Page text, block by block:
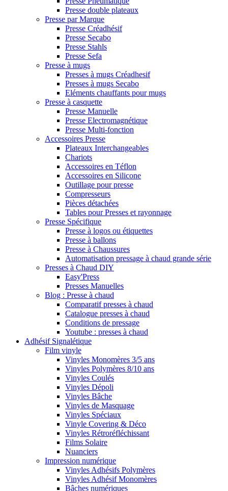
Presse double plateaux
Presse par Marque
Presse Créadhésif
Presse Secabo
Presse Stahls
Presse Sefa
Presse à mugs
Presses à mugs Créadhesif
Presses à mugs Secabo
Eléments chauffants pour mugs
Presse à casquette
Presse Manuelle
Presse Electromagnétique
Presse Multi-fonction
Accessoires Presse
Plateaux Interchangeables
Chariots
Accessoires en Téflon
Accessoires en Silicone
Outillage pour presse
Compresseurs
Pièces détachées
Tables pour Presses et rayonnage
Presse Spécifique
Presse à logos ou étiquettes
Presse à ballons
Presse à Chaussures
Automatisation pressage à chaud grande série
Presses à Chaud DIY
Easy'Press
Presses Manuelles
Blog : Presse à chaud
Comparatif presses à chaud
Catalogue presses à chaud
Conditions de pressage
Youtube : presses à chaud
Adhésif Signalétique
Film vinyle
Vinyles Monomères 3/5 ans
Vinyles Polymères 8/10 ans
Vinyles Coulés
Vinyles Dépoli
Vinyles Bâche
Vinyles de Masquage
Vinyles Spéciaux
Vinyle Covering & Déco
Vinyles Rétroréfléchissant
Films Solaire
Nuanciers
Impression numérique
Vinyles Adhésifs Polymères
Vinyles Adhésif Monomères
Bâches numériques